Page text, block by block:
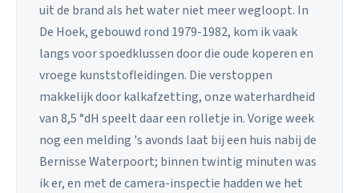
uit de brand als het water niet meer wegloopt. In
De Hoek, gebouwd rond 1979-1982, kom ik vaak
langs voor spoedklussen door die oude koperen en
vroege kunststofleidingen. Die verstoppen
makkelijk door kalkafzetting, onze waterhardheid
van 8,5 °dH speelt daar een rolletje in. Vorige week
nog een melding 's avonds laat bij een huis nabij de
Bernisse Waterpoort; binnen twintig minuten was
ik er, en met de camera-inspectie hadden we het